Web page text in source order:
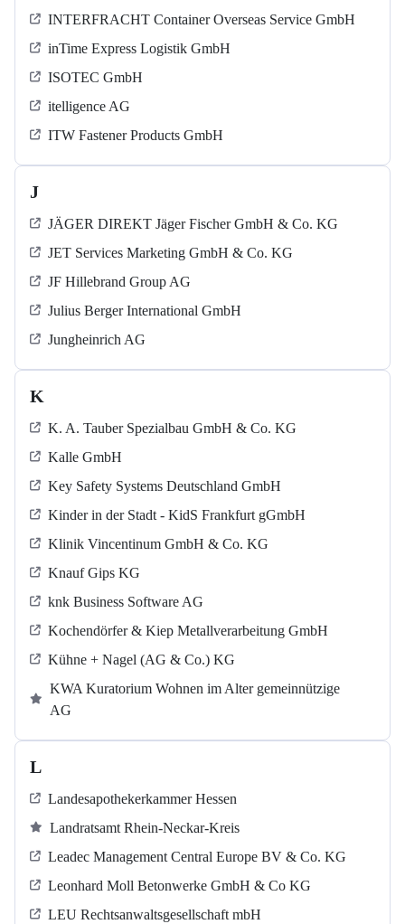
INTERFRACHT Container Overseas Service GmbH
inTime Express Logistik GmbH
ISOTEC GmbH
itelligence AG
ITW Fastener Products GmbH
J
JÄGER DIREKT Jäger Fischer GmbH & Co. KG
JET Services Marketing GmbH & Co. KG
JF Hillebrand Group AG
Julius Berger International GmbH
Jungheinrich AG
K
K. A. Tauber Spezialbau GmbH & Co. KG
Kalle GmbH
Key Safety Systems Deutschland GmbH
Kinder in der Stadt - KidS Frankfurt gGmbH
Klinik Vincentinum GmbH & Co. KG
Knauf Gips KG
knk Business Software AG
Kochendörfer & Kiep Metallverarbeitung GmbH
Kühne + Nagel (AG & Co.) KG
KWA Kuratorium Wohnen im Alter gemeinnützige
AG
L
Landesapothekerkammer Hessen
Landratsamt Rhein-Neckar-Kreis
Leadec Management Central Europe BV & Co. KG
Leonhard Moll Betonwerke GmbH & Co KG
LEU Rechtsanwaltsgesellschaft mbH